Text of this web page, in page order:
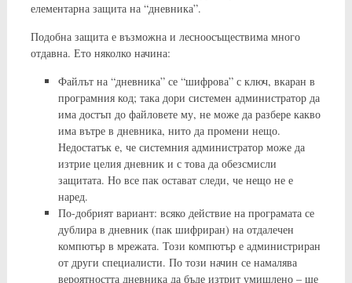
елементарна защита на “дневника”.
Подобна защита е възможна и лесноосъществима много
отдавна. Ето няколко начина:
Файлът на “дневника” се “шифрова” с ключ, вкаран в
програмния код; така дори системен администратор да
има достъп до файловете му, не може да разбере какво
има вътре в дневника, нито да промени нещо.
Недостатък е, че системния администратор може да
изтрие целия дневник и с това да обезсмисли
защитата. Но все пак остават следи, че нещо не е
наред.
По-добрият вариант: всяко действие на програмата се
дублира в дневник (пак шифриран) на отдалечен
компютър в мрежата. Този компютър е администриран
от други специалисти. По този начин се намалява
вероятността дневника да бъде изтрит умишлено – ще